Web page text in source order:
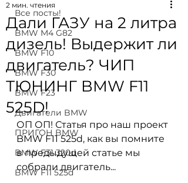
Все посты!
BMW M4 G82
BMW F10
BMW F30
BMW F23
Двигатели BMW
ПРИГОН BMW
BMW F31 320d
BMW F11 525d
Дали ГАЗУ на 2 литра
дизель! Выдержит ли
двигатель? ЧИП
ТЮНИНГ BMW F11
525D!
2 мин. чтения
ОП ОП! Статья про наш проект
BMW F11 525d, как вы помните
в предыдущей статье мы
собрали двигатель...